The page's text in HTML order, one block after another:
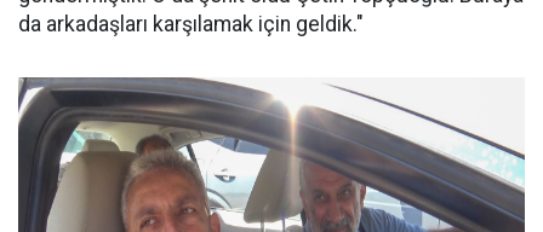
da arkadaşları karşılamak için geldik."